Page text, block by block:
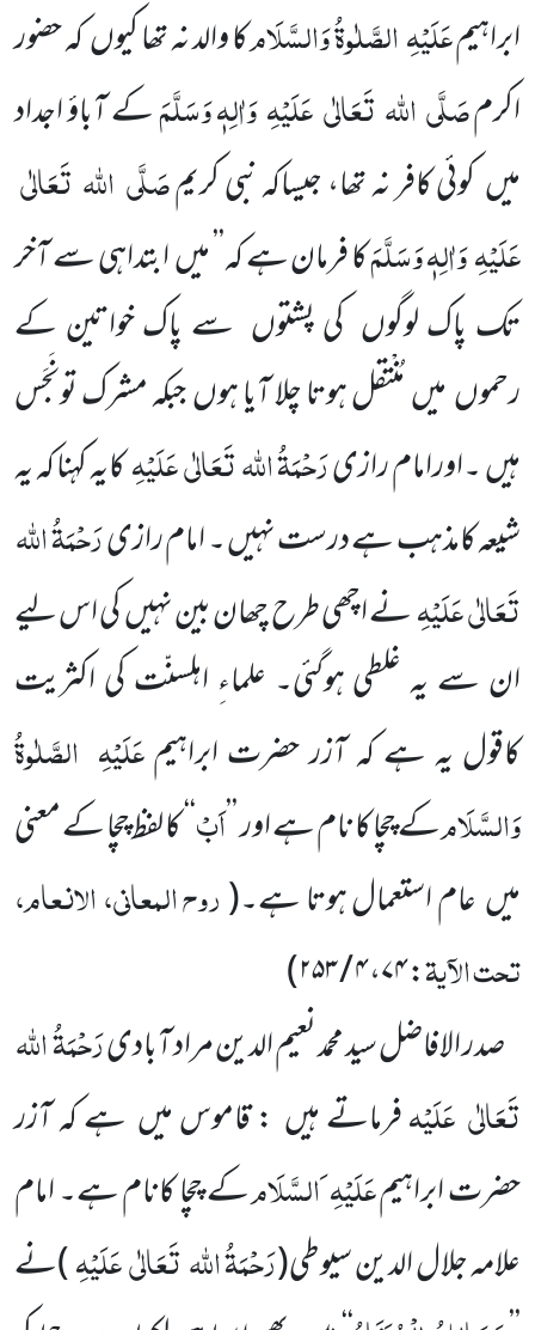
ابراہیمعَلَیْہِالصَّلٰوۃُ وَالسَّلَامکا والد نہ تھا کیوںکہ حضور
اکرمصَلَّیاللہتَعَالٰیعَلَیْہِوَاٰلِہٖ وَسَلَّمَکے آباؤ اجداد
میںکوئی کافر نہ تھا، جیساکہ نبی کریمصَلَّی اللہتَعَالٰی
عَلَیْہِوَاٰلِہٖ وَسَلَّمَکا فرمان ہے کہ’’ میںابتداہی سےآخر
تک پاک لوگوں کی پشتوں سے پاک خواتین کے
رحموںمیںمُنْتقل ہوتا چلا آیا ہوںجبکہ مشرک تونَجَس
ہیں۔اورامام رازیرَحْمَۃُ اللہتَعَالٰیعَلَیْہِکایہ کہنا کہ یہ
شیعہ کامذہب ہے درست نہیں ۔ امام رازیرَحْمَۃُ اللہ
تَعَالٰیعَلَیْہِنے اچھی طرح چھان بین نہیںکی اس لیے
ان سے یہ غلطی ہوگئی۔ علماءِ اہلسنّت کی اکثریت
کاقول یہ ہے کہ آزر حضرت ابراہیمعَلَیْہِ الصَّلٰوۃُ
وَالسَّلَامکے چچا کا نام ہے اور’’اَبْ‘‘کا لفظ چچا کے معنی
میںعام استعمال ہوتا ہے۔(روح المعانی، الانعام،
تحت الآیۃ:۷۴،۴ / ۲۵۳
)
صدر الافاضل سید محمد نعیم الدین مراد آبادیرَحْمَۃُاللہ
تَعَالٰی عَلَیْہفرماتے ہیں : قاموس میں ہے کہ آزر
حضرتابراہیمعَلَیْہَِالسَّلَامکے چچا کانام ہے۔ امام
علامہ جلال الدین سیوطی(رَحْمَۃُ اللہتَعَالٰیعَلَیْہِ)نے